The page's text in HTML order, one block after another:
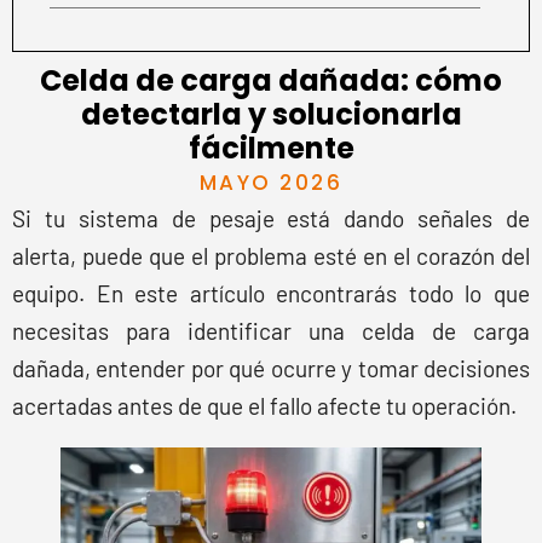
Celda de carga dañada: cómo
detectarla y solucionarla
fácilmente
MAYO 2026
Si tu sistema de pesaje está dando señales de
alerta, puede que el problema esté en el corazón del
equipo. En este artículo encontrarás todo lo que
necesitas para identificar una celda de carga
dañada, entender por qué ocurre y tomar decisiones
acertadas antes de que el fallo afecte tu operación.